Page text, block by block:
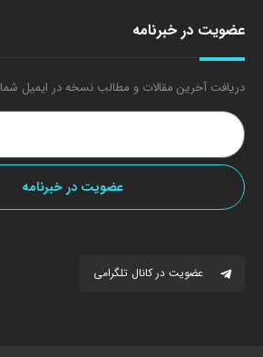
عضویت در خبرنامه
دریافت آخرین مقالات و مطالب نسخه در ایمیل شما
عضویت در کانال تلگرامی